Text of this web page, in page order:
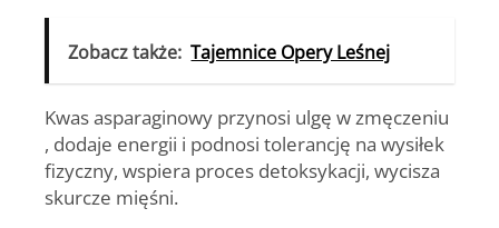
Zobacz także: Tajemnice Opery Leśnej
Kwas asparaginowy przynosi ulgę w zmęczeniu
, dodaje energii i podnosi tolerancję na wysiłek
fizyczny, wspiera proces detoksykacji, wycisza
skurcze mięśni.